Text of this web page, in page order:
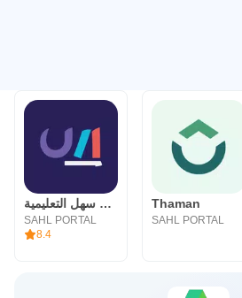
منصة سهل التعليمية
SAHL PORTAL
8.4
Thaman
SAHL PORTAL